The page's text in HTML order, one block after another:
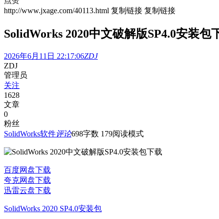
http://www.jxage.com/40113.html 复制链接 复制链接
SolidWorks 2020中文破解版SP4.0安装包
2026年6月11日 22:17:06ZDJ
ZDJ
管理员
关注
1628
文章
0
粉丝
SolidWorks软件评论698字数 179阅读模式
百度网盘下载
夸克网盘下载
迅雷云盘下载
SolidWorks 2020 SP4.0安装包